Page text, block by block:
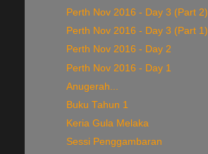
Perth Nov 2016 - Day 3 (Part 2)
Perth Nov 2016 - Day 3 (Part 1)
Perth Nov 2016 - Day 2
Perth Nov 2016 - Day 1
Anugerah...
Buku Tahun 1
Keria Gula Melaka
Sessi Penggambaran